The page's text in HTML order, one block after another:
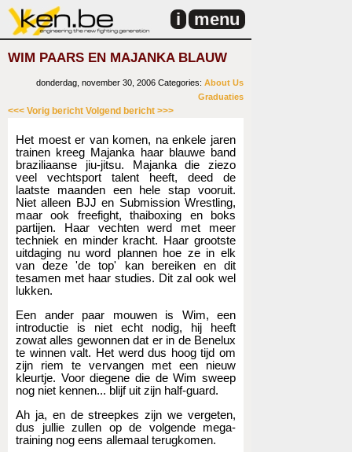
i menu
WIM PAARS EN MAJANKA BLAUW
donderdag, november 30, 2006 Categories: About Us
Graduaties
<<< Vorig bericht Volgend bericht >>>
Het moest er van komen, na enkele jaren
trainen kreeg Majanka haar blauwe band
braziliaanse jiu-jitsu. Majanka die ziezo
veel vechtsport talent heeft, deed de
laatste maanden een hele stap vooruit.
Niet alleen BJJ en Submission Wrestling,
maar ook freefight, thaiboxing en boks
partijen. Haar vechten werd met meer
techniek en minder kracht. Haar grootste
uitdaging nu word plannen hoe ze in elk
van deze 'de top' kan bereiken en dit
tesamen met haar studies. Dit zal ook wel
lukken.
Een ander paar mouwen is Wim, een
introductie is niet echt nodig, hij heeft
zowat alles gewonnen dat er in de Benelux
te winnen valt. Het werd dus hoog tijd om
zijn riem te vervangen met een nieuw
kleurtje. Voor diegene die de Wim sweep
nog niet kennen... blijf uit zijn half-guard.
Ah ja, en de streepkes zijn we vergeten,
dus jullie zullen op de volgende mega-
training nog eens allemaal terugkomen.